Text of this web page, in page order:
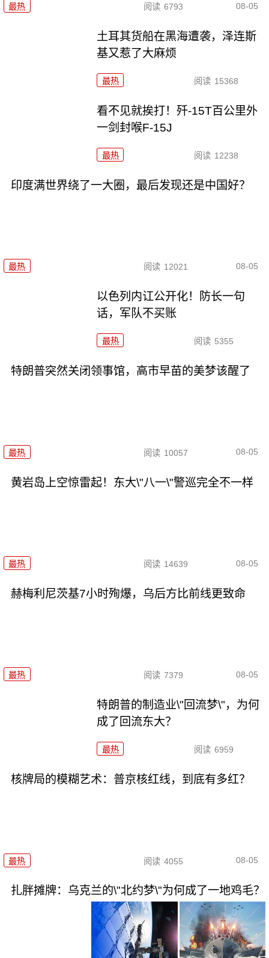
最热 阅读 6793 08-05
土耳其货船在黑海遭袭，泽连斯
基又惹了大麻烦
最热 阅读 15368
看不见就挨打！歼-15T百公里外
一剑封喉F-15J
最热 阅读 12238
印度满世界绕了一大圈，最后发现还是中国好？
最热 阅读 12021 08-05
以色列内讧公开化！防长一句
话，军队不买账
最热 阅读 5355
特朗普突然关闭领事馆，高市早苗的美梦该醒了
最热 阅读 10057 08-05
黄岩岛上空惊雷起！东大\"八一\"警巡完全不一样
最热 阅读 14639 08-05
赫梅利尼茨基7小时殉爆，乌后方比前线更致命
最热 阅读 7379 08-05
特朗普的制造业\"回流梦\"，为何
成了回流东大？
最热 阅读 6959
核牌局的模糊艺术：普京核红线，到底有多红？
最热 阅读 4055 08-05
扎胖摊牌：乌克兰的\"北约梦\"为何成了一地鸡毛？